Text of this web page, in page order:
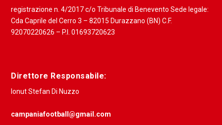
registrazione n. 4/2017 c/o Tribunale di Benevento Sede legale:
Cda Caprile del Cerro 3 – 82015 Durazzano (BN) C.F.
92070220626 – P.I. 01693720623
Direttore Responsabile:
Ionut Stefan Di Nuzzo
campaniafootball@gmail.com